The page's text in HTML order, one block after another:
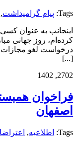
Tags: پیام گرامیداشت,
کرده‌ام، روز جهانی
درخواست لغو مجازات
[...]
2702, 1402
فراخوان
اصفهان
Tags: اطلاعیه,